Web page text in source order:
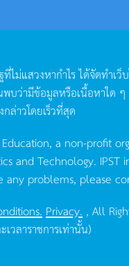
ไม่แสวงหากำไรได้จัดทำเว็
บว่ามีข้อมูลหรือเนื้อหาใด ๆ
ล่าวโดยเร็วที่สุด
a non-profit
and Technology. IPST
problems, please
Privacy. , All
วลาราชการเท่านั้น)